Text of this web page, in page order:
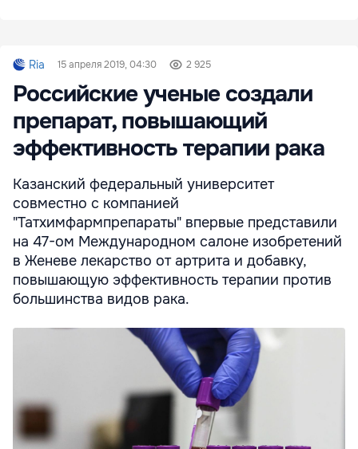
Ria 15 апреля 2019, 04:30 2 925
Российские ученые создали
препарат, повышающий
эффективность терапии рака
Казанский федеральный университет
совместно с компанией
"Татхимфармпрепараты" впервые представили
на 47-ом Международном салоне изобретений
в Женеве лекарство от артрита и добавку,
повышающую эффективность терапии против
большинства видов рака.